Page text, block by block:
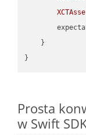
    }
Prosta
w Swift